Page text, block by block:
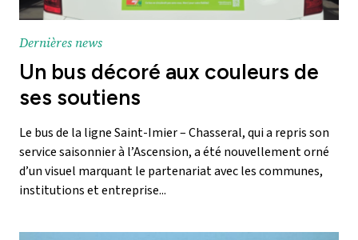
Dernières news
Un bus décoré aux couleurs de
ses soutiens
Le bus de la ligne Saint-Imier – Chasseral, qui a repris son
service saisonnier à l’Ascension, a été nouvellement orné
d’un visuel marquant le partenariat avec les communes,
institutions et entreprise...